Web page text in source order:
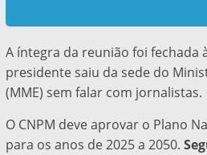
A íntegra da reunião foi fechada
presidente saiu da sede do
(MME) sem falar com jornalistas.
O CNPM deve aprovar o Plano
para os anos de 2025 a 2050.